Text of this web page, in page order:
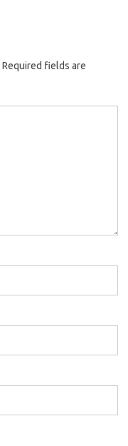
Required fields are